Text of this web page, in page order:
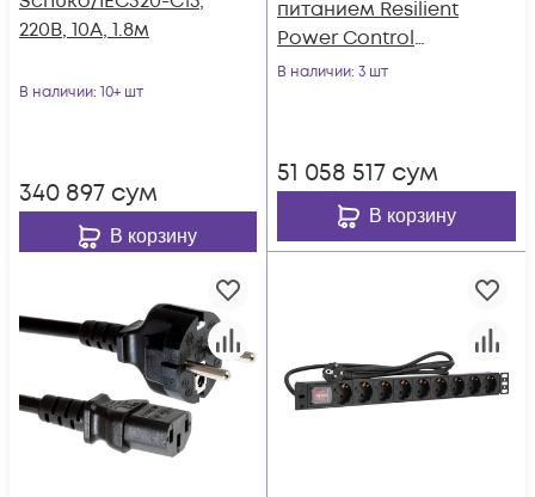
220B, 10А, 1.8м
В наличии: 10+ шт
340 897 сум
В корзину
питанием Resilient
Power Control
Module 16A (RPCM
В наличии: 3 шт
51 058 517 сум
В корзину